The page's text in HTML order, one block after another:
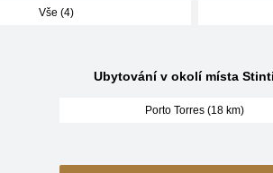
Vše (4)
Ubytování v okolí místa
Porto Torres (18 km)